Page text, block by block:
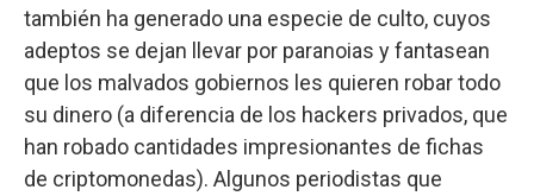
también ha generado una especie de culto, cuyos
adeptos se dejan llevar por paranoias y fantasean
que los malvados gobiernos les quieren robar todo
su dinero (a diferencia de los hackers privados, que
han robado cantidades impresionantes de fichas
de criptomonedas). Algunos periodistas que